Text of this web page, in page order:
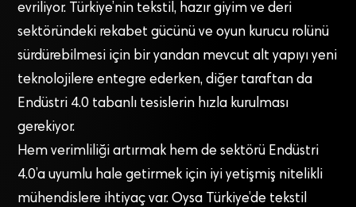
evriliyor. Türkiye’nin tekstil, hazır giyim ve deri
sektöründeki rekabet gücünü ve oyun kurucu rolünü
sürdürebilmesi için bir yandan mevcut alt yapıyı yeni
teknolojilere entegre ederken, diğer taraftan da
Endüstri 4.0 tabanlı tesislerin hızla kurulması
gerekiyor.
Hem verimliliği artırmak hem de sektörü Endüstri
4.0’a uyumlu hale getirmek için iyi yetişmiş nitelikli
mühendislere ihtiyaç var. Oysa Türkiye’de tekstil